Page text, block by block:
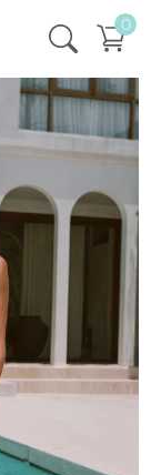
0
Топ Кира Черный